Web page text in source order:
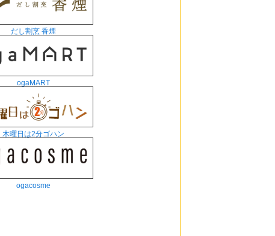
だし割烹 香煙
ogaMART
木曜日は2分ゴハン
ogacosme